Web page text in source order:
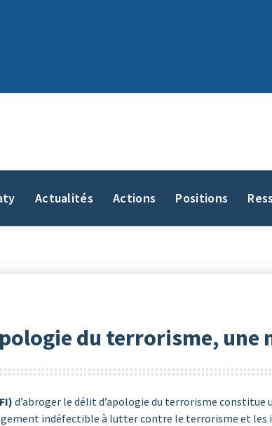
Actualités Actions Positions
du terrorisme, une
d’abroger le délit d’apologie du terrorisme
indéfectible à lutter contre le terrorisme et les